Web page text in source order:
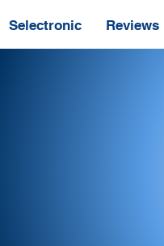
Selectronic Reviews